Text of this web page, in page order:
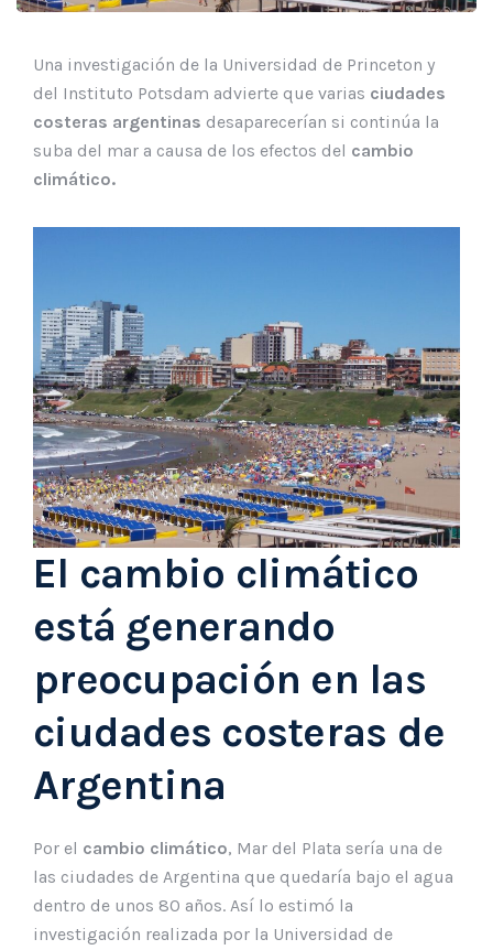
Una investigación de la Universidad de Princeton y
del Instituto Potsdam advierte que varias ciudades
costeras argentinas desaparecerían si continúa la
suba del mar a causa de los efectos del cambio
climático.
El cambio climático
está generando
preocupación en las
ciudades costeras de
Argentina
Por el cambio climático, Mar del Plata sería una de
las ciudades de Argentina que quedaría bajo el agua
dentro de unos 80 años. Así lo estimó la
investigación realizada por la Universidad de